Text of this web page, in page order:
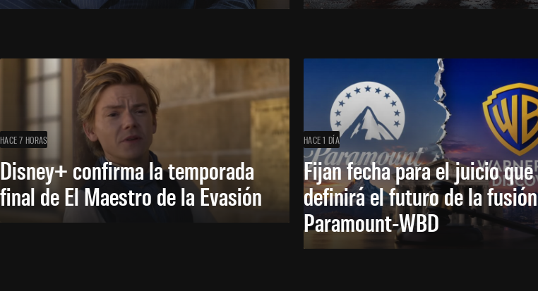
HACE 7 HORAS
Disney+ confirma la temporada
final de El Maestro de la Evasión
HACE 1 DÍA
Fijan fecha para el juicio que
definirá el futuro de la fusión
Paramount-WBD